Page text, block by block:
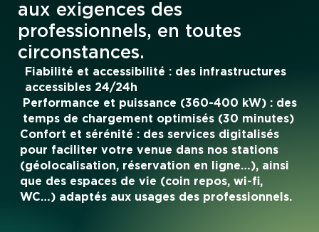
aux exigences des
professionnels, en toutes
circonstances.
Fiabilité et accessibilité : des infrastructures
accessibles 24/24h
Performance et puissance (360-400 kW) : des
temps de chargement optimisés (30 minutes)
Confort et sérénité : des services digitalisés
pour faciliter votre venue dans nos stations
(géolocalisation, réservation en ligne…), ainsi
que des espaces de vie (coin repos, wi-fi,
WC…) adaptés aux usages des professionnels.